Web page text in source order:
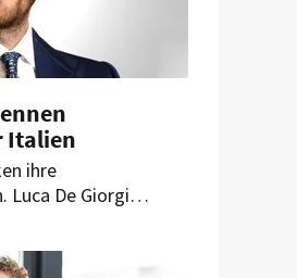
Italien
ihre
Luca De Giorgi
im Markt.